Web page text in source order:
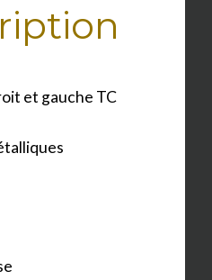
et gauche TC